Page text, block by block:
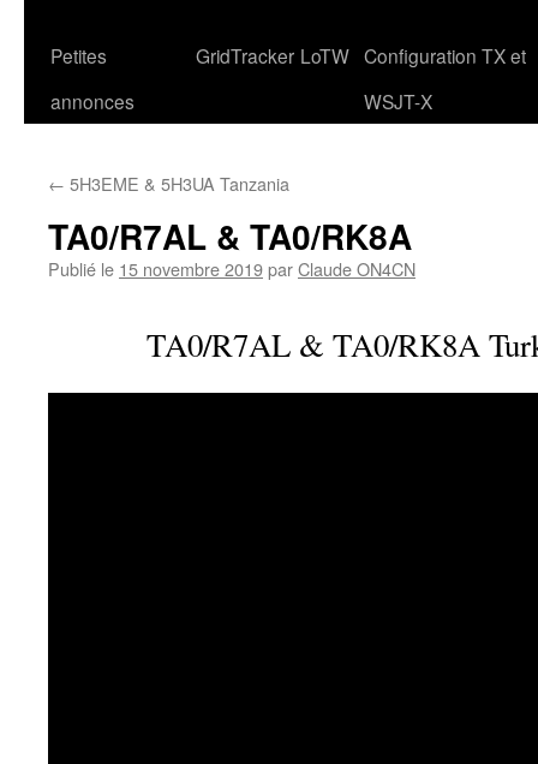
Petites
annonces
GridTracker LoTW Configuration TX et
WSJT-X
← 5H3EME & 5H3UA Tanzania
TA0/R7AL & TA0/RK8A
Publié le 15 novembre 2019parClaude ON4CN
TA0/R7AL & TA0/RK8A